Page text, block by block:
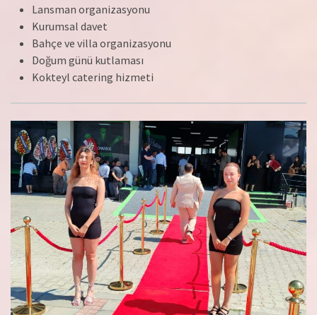
Lansman organizasyonu
Kurumsal davet
Bahçe ve villa organizasyonu
Doğum günü kutlaması
Kokteyl catering hizmeti